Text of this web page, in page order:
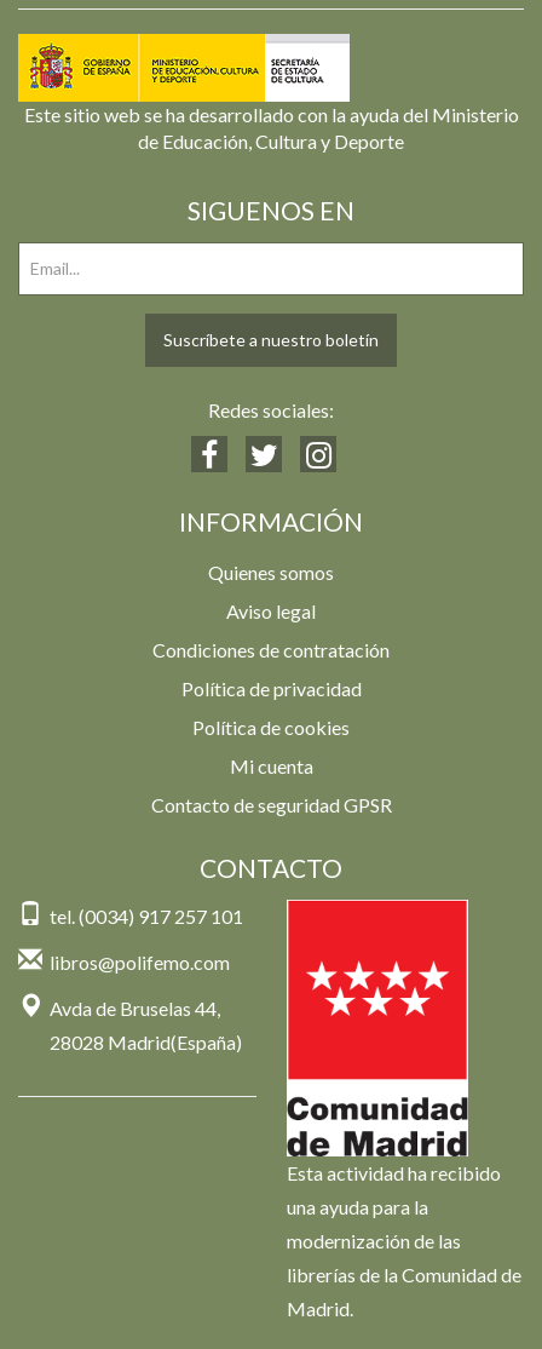
Este sitio web se ha desarrollado con la ayuda del Ministerio
de Educación, Cultura y Deporte
SIGUENOS EN
Suscríbete a nuestro boletín
Redes sociales:
INFORMACIÓN
Quienes somos
Aviso legal
Condiciones de contratación
Política de privacidad
Política de cookies
Mi cuenta
Contacto de seguridad GPSR
CONTACTO
tel. (0034) 917 257 101
libros@polifemo.com
Avda de Bruselas 44,
28028 Madrid(España)
Esta actividad ha recibido
una ayuda para la
modernización de las
librerías de la Comunidad de
Madrid.